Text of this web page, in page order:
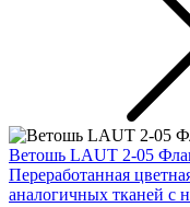
Ветошь LAUT 2-05
Переработанная
аналогичных тканей с